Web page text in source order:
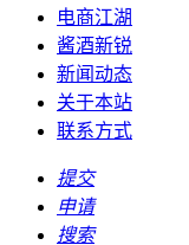
电商江湖
酱酒新锐
新闻动态
关于本站
联系方式
提交
申请
搜索